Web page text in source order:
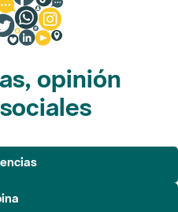
opinión